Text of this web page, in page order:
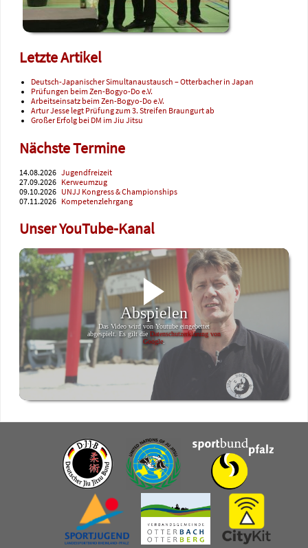
Letzte Artikel
Deutsch-Japanischer Simultanaustausch – Otterbacher in Japan
Prüfungen beim Zen-Bogyo-Do e.V.
Arbeitseinsatz beim Zen-Bogyo-Do e.V.
Artur Jesse legt Prüfung zum 3. Streifen Braungurt ab
Großer Erfolg bei DM im Jiu Jitsu
Nächste Termine
14.08.2026 Jugendfreizeit
27.09.2026 Kerweumzug
09.10.2026 UNJJ Kongress & Championships
07.11.2026 Kompetenzlehrgang
Unser YouTube-Kanal